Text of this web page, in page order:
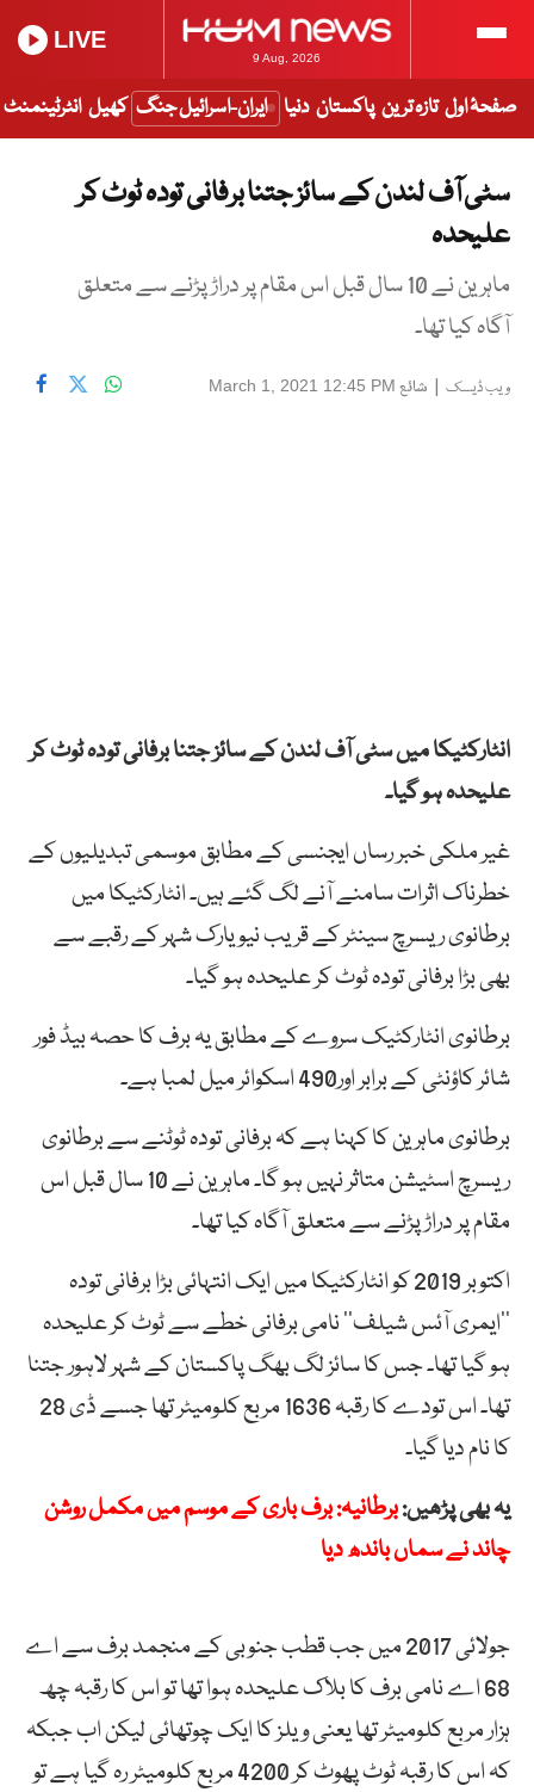
9 Aug, 2026
LIVE
صفحۂ اول تازہ ترین پاکستان دنیا ایران-اسرائیل جنگ کھیل انٹرٹینمنٹ
سٹی آف لندن کے سائز جتنا برفانی تودہ ٹوٹ کر
علیحدہ
ماہرین نے 10 سال قبل اس مقام پر دراڑ پڑنے سے متعلق
آگاہ کیا تھا۔
ویب ڈیسک | شائع March 1, 2021 12:45 PM
انٹارکٹیکا میں سٹی آف لندن کے سائز جتنا برفانی تودہ ٹوٹ کر
علیحدہ ہو گیا۔
غیر ملکی خبر رساں ایجنسی کے مطابق موسمی تبدیلیوں کے
خطرناک اثرات سامنے آنے لگ گئے ہیں۔ انٹارکٹیکا میں
برطانوی ریسرچ سینٹر کے قریب نیویارک شہر کے رقبے سے
بھی بڑا برفانی تودہ ٹوٹ کر علیحدہ ہو گیا۔
برطانوی انٹارکٹیک سروے کے مطابق یہ برف کا حصہ بیڈ فور
شائر کاؤنٹی کے برابر اور490 اسکوائر میل لمبا ہے۔
برطانوی ماہرین کا کہنا ہے کہ برفانی تودہ ٹوٹنے سے برطانوی
ریسرچ اسٹیشن متاثر نہیں ہو گا۔ ماہرین نے 10 سال قبل اس
مقام پر دراڑ پڑنے سے متعلق آگاہ کیا تھا۔
اکتوبر 2019 کو انٹارکٹیکا میں ایک انتہائی بڑا برفانی تودہ
’’ایمری آئس شیلف‘‘ نامی برفانی خطے سے ٹوٹ کر علیحدہ
ہو گیا تھا۔ جس کا سائز لگ بھگ پاکستان کے شہر لاہور جتنا
تھا۔ اس تودے کا رقبہ 1636 مربع کلومیٹر تھا جسے ڈی 28
کا نام دیا گیا۔
یہ بھی پڑھیں:برطانیہ: برف باری کے موسم میں مکمل روشن
چاند نے سماں باندھ دیا
جولائی 2017 میں جب قطب جنوبی کے منجمد برف سے اے
68 اے نامی برف کا بلاک علیحدہ ہوا تھا تو اس کا رقبہ چھ
ہزار مربع کلومیٹر تھا یعنی ویلز کا ایک چوتھائی لیکن اب جبکہ
کہ اس کا رقبہ ٹوٹ پھوٹ کر 4200 مربع کلومیٹر رہ گیا ہے تو